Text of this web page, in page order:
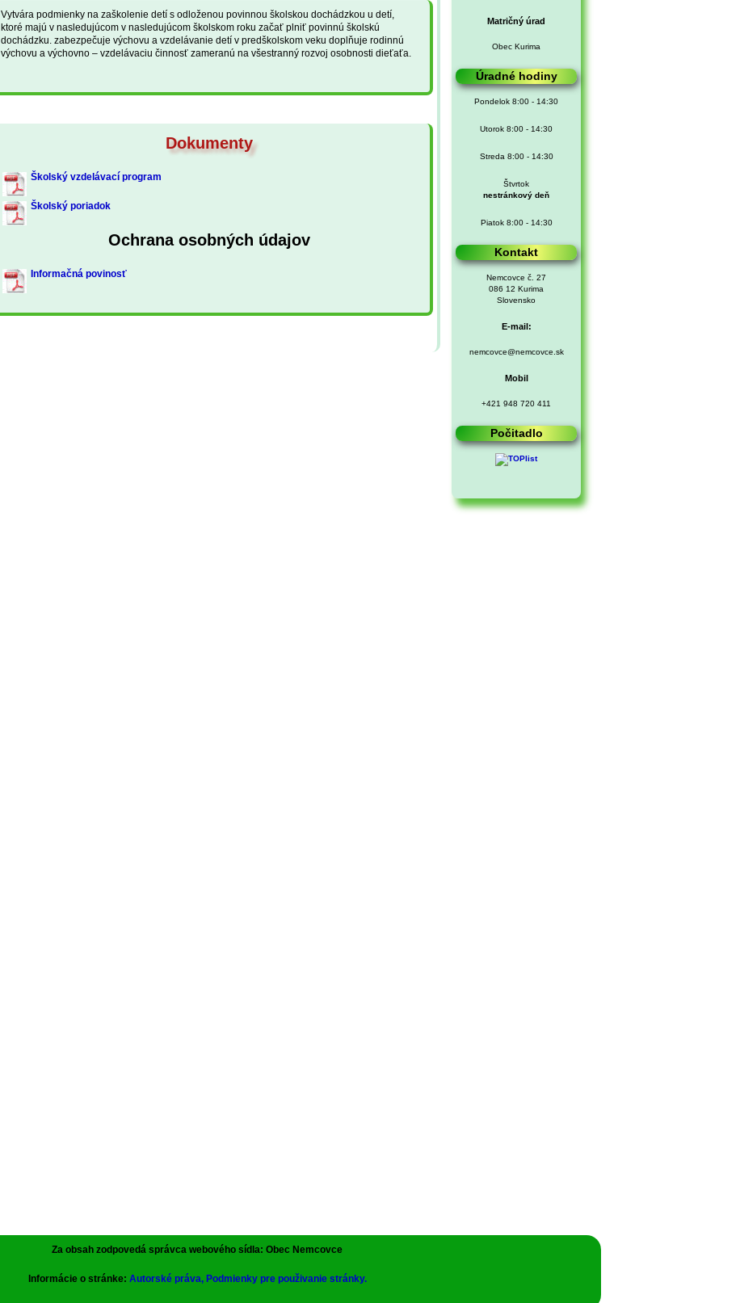
Vytvára podmienky na zaškolenie detí s odloženou povinnou školskou dochádzkou u detí,
ktoré majú v nasledujúcom v nasledujúcom školskom roku začať plniť povinnú školskú
dochádzku. zabezpečuje výchovu a vzdelávanie detí v predškolskom veku doplňuje rodinnú
výchovu a výchovno – vzdelávaciu činnosť zameranú na všestranný rozvoj osobnosti dieťaťa.
Dokumenty
Školský vzdelávací program
Školský poriadok
Ochrana osobných údajov
Informačná povinosť
Matričný úrad
Obec Kurima
Úradné hodiny
Pondelok 8:00 - 14:30
Utorok 8:00 - 14:30
Streda 8:00 - 14:30
Štvrtok
nestránkový deň
Piatok 8:00 - 14:30
Kontakt
Nemcovce č. 27
086 12 Kurima
Slovensko
E-mail:
nemcovce@nemcovce.sk
Mobil
+421 948 720 411
Počitadlo
Za obsah zodpovedá správca webového sídla: Obec Nemcovce
Informácie o stránke: Autorské práva, Podmienky pre použivanie stránky.